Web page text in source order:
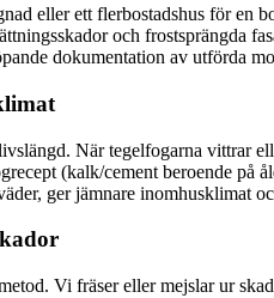
eller ett flerbostadshus för en
och frostsprängda
dokumentation av utförda
När tegelfogarna vittrar
(kalk/cement beroende på
ger jämnare inomhusklimat
Vi fräser eller mejslar ur